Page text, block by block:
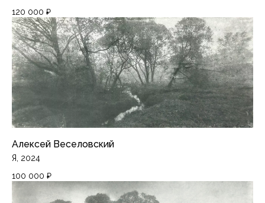
120 000 ₽
Алексей Веселовский
Я, 2024
100 000 ₽